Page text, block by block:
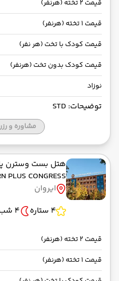
قیمت 2 تخته (هرنفر)
قیمت 1 تخته (هرنفر)
قیمت کودک با تخت (هر نفر)
قیمت کودک بدون تخت (هرنفر)
نوزاد
توضیحات: STD
مشاوره و
هتل بست وسترن
PLUS CONGRESS
ایروان
4 ستاره
4 شب
قیمت 2 تخته (هرنفر)
قیمت 1 تخته (هرنفر)